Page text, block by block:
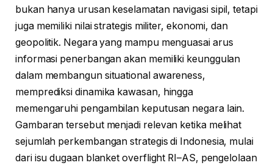
bukan hanya urusan keselamatan navigasi sipil, tetapi
juga memiliki nilai strategis militer, ekonomi, dan
geopolitik. Negara yang mampu menguasai arus
informasi penerbangan akan memiliki keunggulan
dalam membangun situational awareness,
memprediksi dinamika kawasan, hingga
memengaruhi pengambilan keputusan negara lain.
Gambaran tersebut menjadi relevan ketika melihat
sejumlah perkembangan strategis di Indonesia, mulai
dari isu dugaan blanket overflight RI–AS, pengelolaan